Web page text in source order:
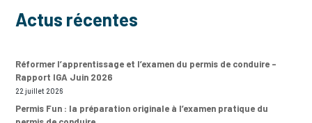
Actus récentes
Réformer l’apprentissage et l’examen du permis de conduire –
Rapport IGA Juin 2026
22 juillet 2026
Permis Fun : la préparation originale à l’examen pratique du